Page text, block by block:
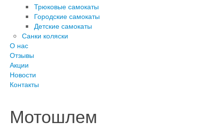
Трюковые самокаты
Городские самокаты
Детские самокаты
Санки коляски
О нас
Отзывы
Акции
Новости
Контакты
Мотошлем